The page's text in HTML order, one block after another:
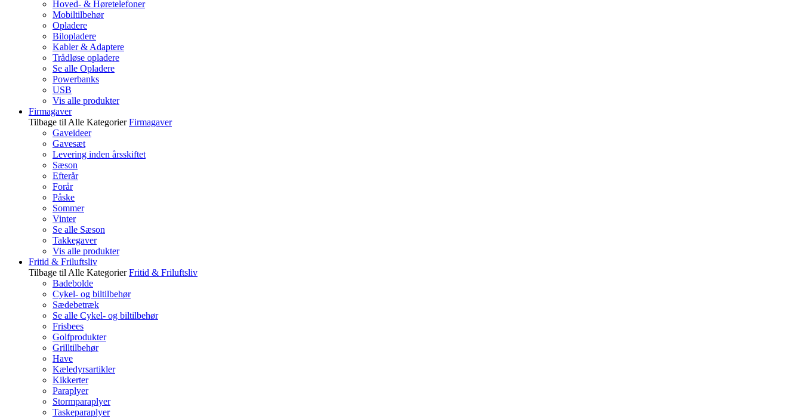
Hoved- & Høretelefoner
Mobiltilbehør
Opladere
Bilopladere
Kabler & Adaptere
Trådløse opladere
Se alle Opladere
Powerbanks
USB
Vis alle produkter
Firmagaver
Tilbage til Alle Kategorier Firmagaver
Gaveideer
Gavesæt
Levering inden årsskiftet
Sæson
Efterår
Forår
Påske
Sommer
Vinter
Se alle Sæson
Takkegaver
Vis alle produkter
Fritid & Friluftsliv
Tilbage til Alle Kategorier Fritid & Friluftsliv
Badebolde
Cykel- og biltilbehør
Sædebetræk
Se alle Cykel- og biltilbehør
Frisbees
Golfprodukter
Grilltilbehør
Have
Kæledyrsartikler
Kikkerter
Paraplyer
Stormparaplyer
Taskeparaplyer